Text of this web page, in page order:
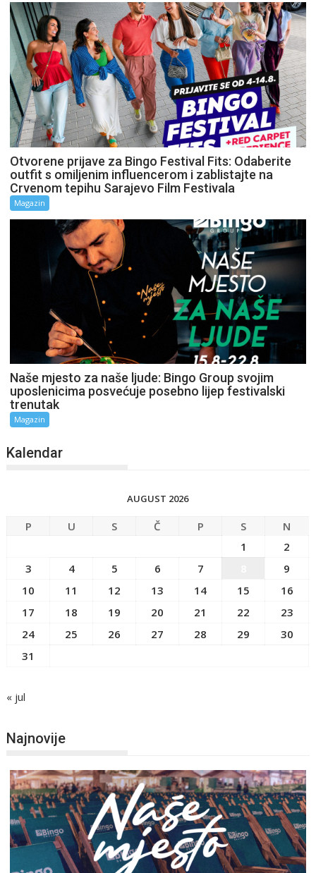
Otvorene prijave za Bingo Festival Fits: Odaberite
outfit s omiljenim influencerom i zablistajte na
Crvenom tepihu Sarajevo Film Festivala
Magazin
Naše mjesto za naše ljude: Bingo Group svojim
uposlenicima posvećuje posebno lijep festivalski
trenutak
Magazin
Kalendar
AUGUST 2026
P U S Č P S
N
1
2
3
4 5 6 7
9
10
11 12 13 14 15
16
17
18 19 20 21 22
23
24
25 26 27 28 29
30
31
« jul
Najnovije